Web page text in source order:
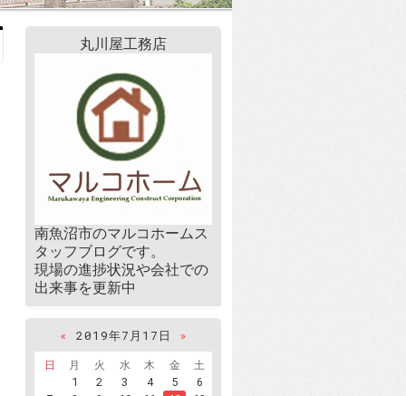
丸川屋工務店
南魚沼市のマルコホームス
タッフブログです。
現場の進捗状況や会社での
出来事を更新中
« 2019年7月17日
»
日
月 火 水 木 金
土
1
2 3 4 5
6